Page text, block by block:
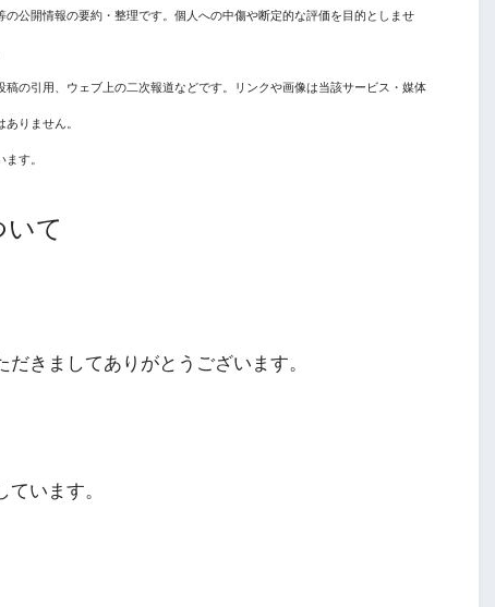
公開情報の要約・整理です。個人への中傷や断定的な評価を目的としませ
の引用、ウェブ上の二次報道などです。リンクや画像は当該サービス・媒体
りません。
す。
て
きましてありがとうございます。
います。